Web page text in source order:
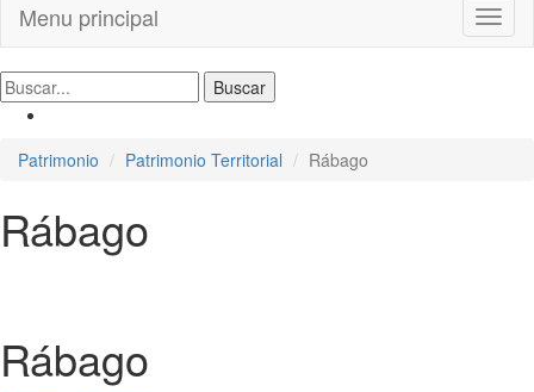
Menu principal
Patrimonio Patrimonio Territorial Rábago
Rábago
Rábago